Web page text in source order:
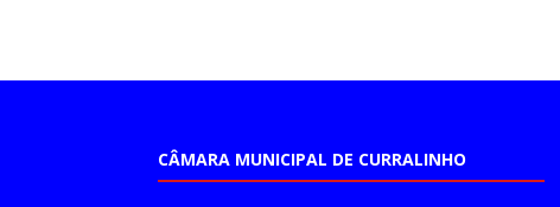
CÂMARA MUNICIPAL DE CURRALINHO